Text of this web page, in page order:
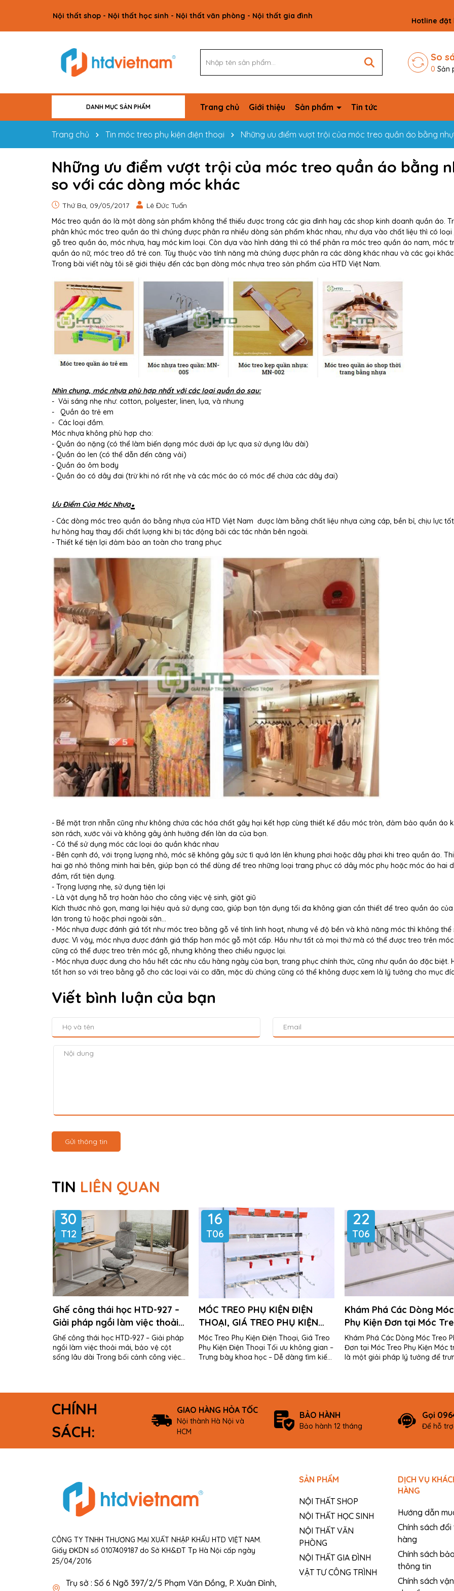
Nội thất shop - Nội thất học sinh - Nội thất văn phòng - Nội thất gia đình
Hotline đặt
So
0 Sản
DANH MỤC SẢN PHẨM Trang chủ Giới thiệu Sản phẩm Tin tức
Trang chủ Tin móc treo phụ kiện điện thoại Những ưu điểm vượt trội của móc treo quần áo bằng
Những ưu điểm vượt trội của móc treo quần áo bằng
so với các dòng móc khác
Thứ Ba, 09/05/2017
Lê Đức Tuấn
Móc treo quần áo là một dòng sản phẩm không thể thiếu được trong các gia dình hay các shop kinh doanh quần áo.
phân khúc móc treo quần áo thì chúng được phân ra nhiều dòng sản phẩm khác nhau, như dựa vào chất liệu thì có loại
gỗ treo quần áo, móc nhựa, hay móc kim loại. Còn dựa vào hình dáng thì có thể phân ra móc treo quần áo nam, móc
quần áo nữ, móc treo đồ trẻ con. Tùy thuộc vào tính năng mà chúng được phân ra các dòng khác nhau và các gọi khác
Trong bài viết này tôi sẽ giới thiệu đến các bạn dòng móc nhựa treo sản phẩm của HTD Việt Nam.
Nhìn chung, móc nhựa phù hợp nhất với các loại quần áo sau:
- Vải sáng nhẹ như: cotton, polyester, linen, lụa, và nhung
- Quần áo trẻ em
- Các loại đầm.
Móc nhựa không phù hợp cho:
- Quần áo nặng (có thể làm biến dạng móc dưới áp lực qua sử dụng lâu dài)
- Quần áo len (có thể dẫn đến căng vải)
- Quần áo ôm body
- Quần áo có dây đai (trừ khi nó rất nhẹ và các móc áo có móc để chứa các dây đai)
Ưu Điểm Của Móc Nhựa.
- Các dòng móc treo quần áo bằng nhựa của HTD Việt Nam được làm bằng chất liệu nhựa cứng cáp, bền bỉ, chịu lực
hư hỏng hay thay đổi chất lượng khi bị tác động bởi các tác nhân bên ngoài.
- Thiết kế tiện lợi đảm bảo an toàn cho trang phục
- Bề mặt trơn nhẵn cũng như không chứa các hóa chất gây hại kết hợp cùng thiết kế đầu móc tròn, đảm bảo quần áo
sờn rách, xước vải và không gây ảnh hưởng đến làn da của bạn.
- Có thể sử dụng móc các loại áo quần khác nhau
- Bên cạnh đó, với trọng lượng nhỏ, móc sẽ không gây sức tì quá lớn lên khung phơi hoặc dây phơi khi treo quần áo.
hai gờ nhỏ thông minh hai bên, giúp bạn có thể dùng để treo những loại trang phục có dây móc phụ hoặc móc áo hai
đầm, rất tiện dụng.
- Trọng lượng nhẹ, sử dụng tiện lợi
- Là vật dụng hỗ trợ hoàn hảo cho công việc vệ sinh, giặt giũ
Kích thước nhỏ gọn, mang lại hiệu quả sử dụng cao, giúp bạn tận dụng tối đa không gian cần thiết để treo quần áo
lớn trong tủ hoặc phơi ngoài sân...
- Móc nhựa được đánh giá tốt như móc treo bằng gỗ về tính linh hoạt, nhưng về độ bền và khả năng móc thì không thể
được. Vì vậy, móc nhựa được đánh giá thấp hơn móc gỗ một cấp. Hầu như tất cả mọi thứ mà có thể được treo trên
cũng có thể được treo trên móc gỗ, nhưng không theo chiều ngược lại.
- Móc nhựa được dung cho hầu hết các nhu cầu hàng ngày của bạn, trang phục chính thức, cũng như quần áo đặc biệt.
tốt hơn so với treo bằng gỗ cho các loại vải co dãn, mặc dù chúng cũng có thể không được xem là lý tưởng cho mục
Viết bình luận của bạn
Gửi thông tin
TIN LIÊN QUAN
30
T12
Ghế công thái học HTD-927 –
Giải pháp ngồi làm việc thoải
mái, bảo vệ cột sống lâu dài
Ghế công thái học HTD-927 – Giải pháp
ngồi làm việc thoải mái, bảo vệ cột
sống lâu dài Trong bối cảnh công việc
16
T06
MÓC TREO PHỤ KIỆN ĐIỆN
THOẠI, GIÁ TREO PHỤ KIỆN
ĐIỆN THOẠI
Móc Treo Phụ Kiện Điện Thoại, Giá Treo
Phụ Kiện Điện Thoại Tối ưu không gian –
Trưng bày khoa học – Dễ dàng tìm kiếm
22
T06
Khám Phá Các Dòng
Phụ Kiện Đơn tại Móc
Kiện
Khám Phá Các Dòng Móc Treo
Đơn tại Móc Treo Phụ Kiện Móc
là một giải pháp lý tưởng để
CHÍNH
SÁCH:
GIAO HÀNG HỎA TỐC
Nội thành Hà Nội và
HCM
BẢO HÀNH
Bảo hành 12 tháng
Gọi
Để hỗ
CÔNG TY TNHH THƯƠNG MẠI XUẤT NHẬP KHẨU HTD VIỆT NAM.
Giấy ĐKDN số 0107409187 do Sở KH&ĐT Tp Hà Nội cấp ngày
25/04/2016
Trụ sở : Số 6 Ngõ 397/2/5 Phạm Văn Đồng, P. Xuân Đỉnh,
SẢN PHẨM
NỘI THẤT SHOP
NỘI THẤT HỌC SINH
NỘI THẤT VĂN
PHÒNG
NỘI THẤT GIA ĐÌNH
VẬT TƯ CÔNG TRÌNH
DỊCH VỤ
HÀNG
Hướng dẫn
Chính sách
hàng
Chính sách
thông tin
Chính sách vận